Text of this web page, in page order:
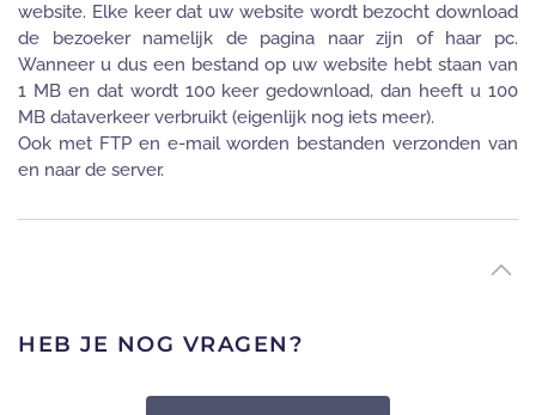
website. Elke keer dat uw website wordt bezocht download
de bezoeker namelijk de pagina naar zijn of haar pc.
Wanneer u dus een bestand op uw website hebt staan van
1 MB en dat wordt 100 keer gedownload, dan heeft u 100
MB dataverkeer verbruikt (eigenlijk nog iets meer).
Ook met FTP en e-mail worden bestanden verzonden van
en naar de server.
HEB JE NOG VRAGEN?